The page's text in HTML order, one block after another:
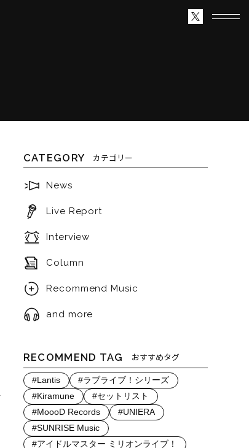
CATEGORY カテゴリー
News
Live Report
Interview
Column
Recommend Music
and more
RECOMMEND TAG おすすめタグ
#Lantis
#ラブライブ！シリーズ
#Kiramune
#セットリスト
#MoooD Records
#UNIERA
#SUNRISE Music
#アイドルマスター ミリオンライブ！